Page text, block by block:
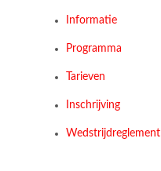
Informatie
Programma
Tarieven
Inschrijving
Wedstrijdreglement